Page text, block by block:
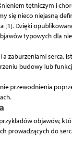
tętniczym i
się nieco niejasną
Dzięki
typowych dla
zaburzeniami serca.
budowy lub
przewodnienia
objawów,
prowadzących do